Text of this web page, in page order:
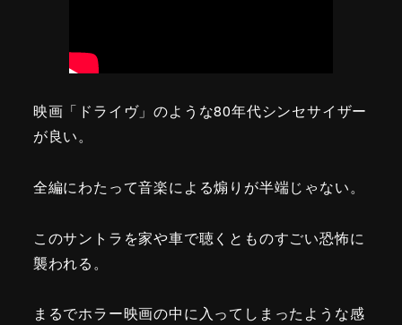
映画「ドライヴ」のような80年代シンセサイザー
が良い。
全編にわたって音楽による煽りが半端じゃない。
このサントラを家や車で聴くとものすごい恐怖に
襲われる。
まるでホラー映画の中に入ってしまったような感